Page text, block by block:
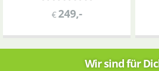
€249,-
Wir sind für